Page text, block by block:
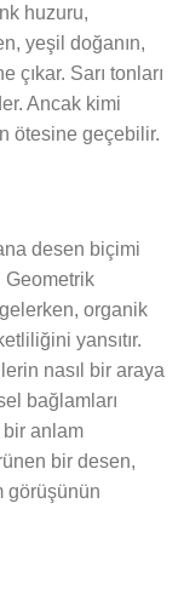
huzuru,
yeşil doğanın,
çıkar. Sarı tonları
Ancak kimi
ötesine geçebilir.
desen biçimi
Geometrik
organik
yansıtır.
nasıl bir araya
bağlamları
bir anlam
bir desen,
görüşünün